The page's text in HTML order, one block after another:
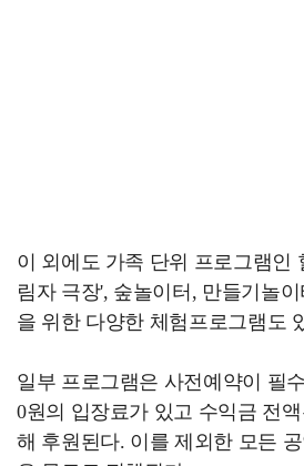
이 외에도 가족 단위 프로그램인
림자 극장', 숲놀이터, 만들기놀
을 위한 다양한 체험프로그램도
일부 프로그램은 사전예약이 필
0원의 입장료가 있고 수익금 전
해 후원된다. 이를 제외한 모든